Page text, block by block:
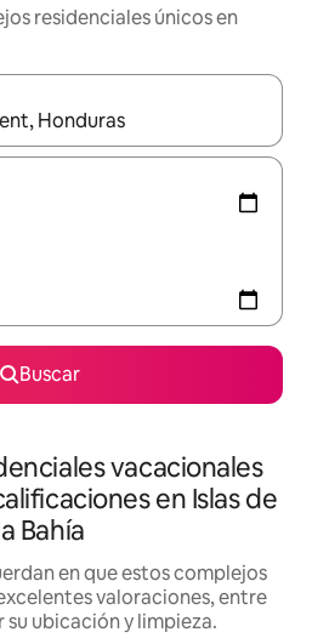
residenciales únicos en
disponibles, navega con las
Buscar
vacacionales
en Islas de
Bahía
en que estos complejos
valoraciones, entre
su ubicación y limpieza.